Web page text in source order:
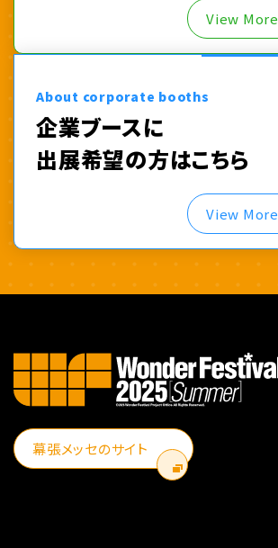
View More
About corporate booths
企業ブースに
出展希望の方はこちら
View More
幕張メッセのサイト